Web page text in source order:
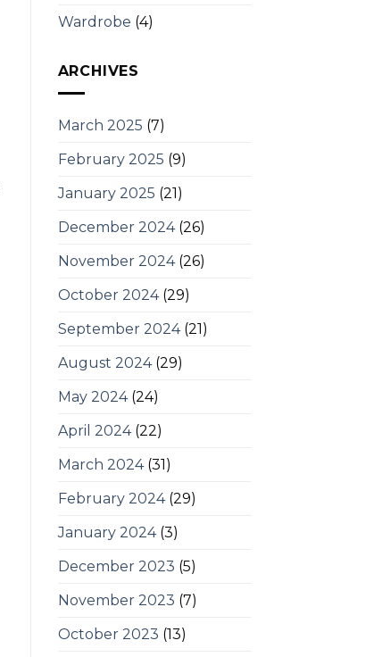
Wardrobe (4)
ARCHIVES
March 2025 (7)
February 2025 (9)
January 2025 (21)
December 2024(26)
November 2024(26)
October 2024(29)
September 2024(21)
August 2024(29)
May 2024(24)
April 2024(22)
March 2024(31)
February 2024(29)
January 2024(3)
December 2023 (5)
November 2023 (7)
October 2023 (13)